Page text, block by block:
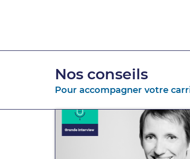
Nos conseils
Pour accompagner votre